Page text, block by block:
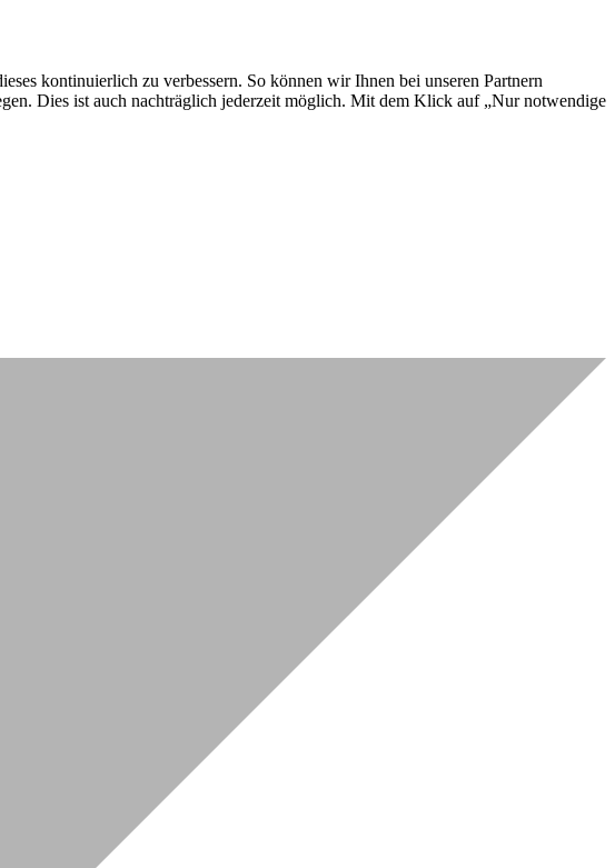
kontinuierlich zu verbessern. So können wir Ihnen bei unseren Partnern
Dies ist auch nachträglich jederzeit möglich. Mit dem Klick auf „Nur notwendige